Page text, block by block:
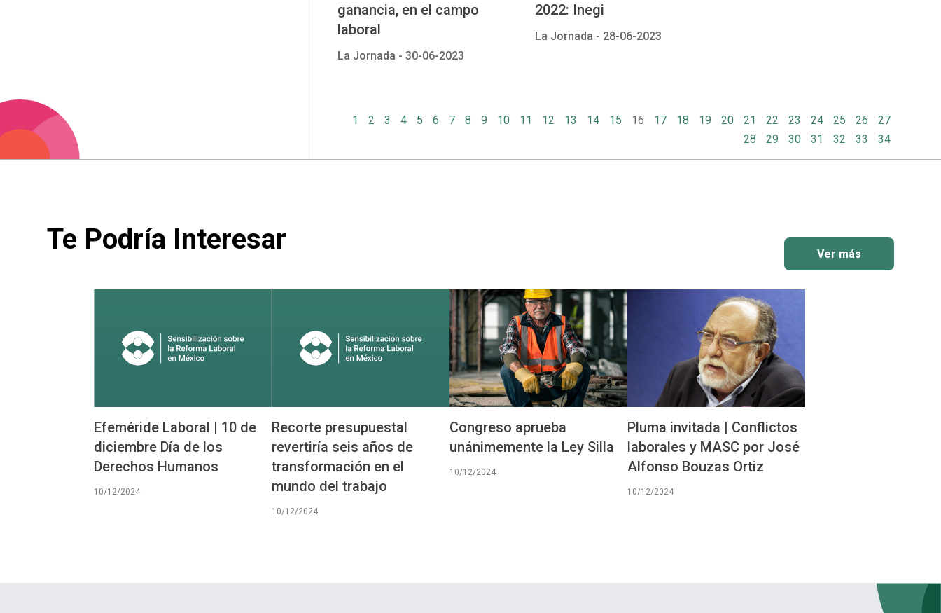
ganancia, en el campo
laboral
La Jornada -30-06-2023
2022: Inegi
La Jornada - 28-06-2023
1 2 3 4 5 6 7 8 9 10 11 12 13 14 15 16 17 18 19 20 21 22 23 24 25 26
27
28
29 30 31 32 33 34
Te Podría Interesar Ver más
Efeméride Laboral | 10 de
diciembre Día de los
Derechos Humanos
10/12/2024
Recorte presupuestal
revertiría seis años de
transformación en el
mundo del trabajo
10/12/2024
Congreso aprueba
unánimemente la Ley Silla
10/12/2024
Pluma invitada | Conflictos
laborales y MASC por José
Alfonso Bouzas Ortiz
10/12/2024